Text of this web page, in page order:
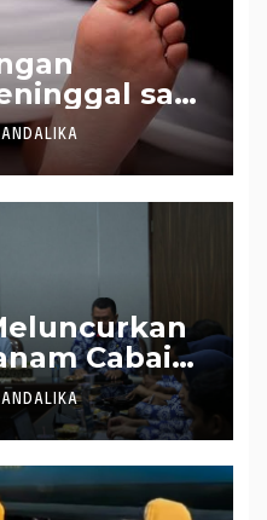
saat
Sungai
Cabai